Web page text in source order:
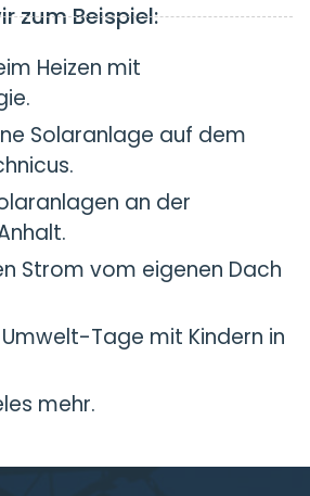
zum Beispiel:
Heizen mit
Solaranlage auf dem
an der
Strom vom eigenen Dach
Tage mit Kindern in
mehr.